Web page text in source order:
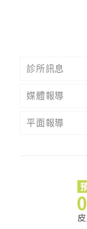
診所訊息
媒體報導
平面報導